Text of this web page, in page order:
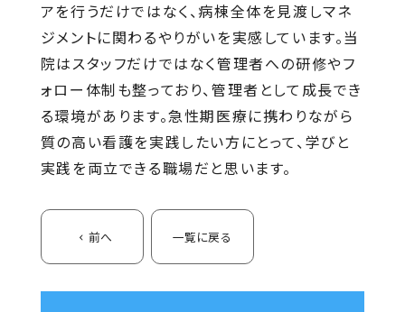
アを行うだけではなく、病棟全体を見渡しマネ
ジメントに関わるやりがいを実感しています。当
院はスタッフだけではなく管理者への研修やフ
ォロー体制も整っており、管理者として成長でき
る環境があります。急性期医療に携わりながら
質の高い看護を実践したい方にとって、学びと
実践を両立できる職場だと思います。
一覧に戻る
前へ